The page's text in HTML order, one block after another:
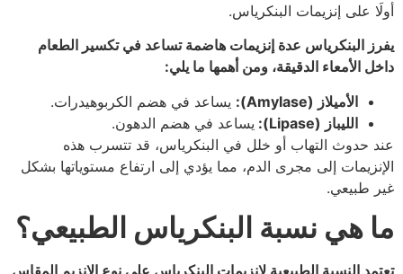
أولَا على إنزيمات البنكرياس.
يفرز البنكرياس عدة إنزيمات هاضمة تساعد في تكسير الطعام
داخل الأمعاء الدقيقة، ومن أهمها ما يلي:
الأميلاز (Amylase):
يساعد في هضم الكربوهيدرات.
الليباز (Lipase):
يساعد في هضم الدهون.
عند حدوث التهاب أو خلل في البنكرياس، قد تتسرب هذه
الإنزيمات إلى مجرى الدم، مما يؤدي إلى ارتفاع مستوياتها بشكل
غير طبيعي.
ما هي نسبة البنكرياس الطبيعي؟
تعتمد النسبة الطبيعية لإنزيمات البنكرياس على نوع الإنزيم المقاس